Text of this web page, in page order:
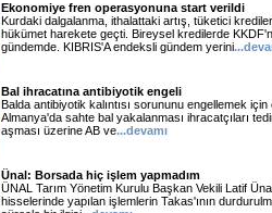
Ekonomiye fren operasyonuna start verildi
Kurdaki dalgalanma, ithalattaki artış, tüketici
hükümet harekete geçti. Bireysel kredilerde
gündemde. KIBRIS'A endeksli gündem yerini
Bal ihracatına antibiyotik engeli
Balda antibiyotik kalıntısı sorununu engellemek
Almanya'da sahte bal yakalanması ihracatçıları
aşması üzerine AB ve...devamı
Ünal: Borsada hiç işlem yapmadım
ÜNAL Tarım Yönetim Kurulu Başkan Vekili Latif
hisselerinde yapılan işlemlerin Takas'ının